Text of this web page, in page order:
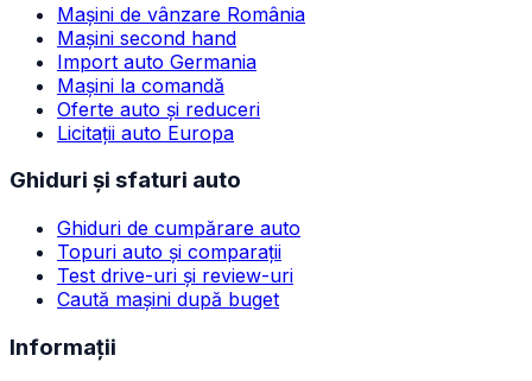
Mașini de vânzare România
Mașini second hand
Import auto Germania
Mașini la comandă
Oferte auto și reduceri
Licitații auto Europa
Ghiduri și sfaturi auto
Ghiduri de cumpărare auto
Topuri auto și comparații
Test drive-uri și review-uri
Caută mașini după buget
Informații